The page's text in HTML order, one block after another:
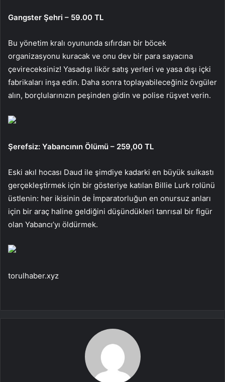
Gangster Şehri – 59.00 TL
Bu yönetim kralı oyununda sıfırdan bir böcek
organizasyonu kuracak ve onu dev bir para sayacına
çevireceksiniz! Yasadışı likör satış yerleri ve yasa dışı içki
fabrikaları inşa edin. Daha sonra toplayabileceğiniz övgüler
alın, borçlularınızın peşinden gidin ve polise rüşvet verin.
Şerefsiz: Yabancının Ölümü – 259,00 TL
Eski akıl hocası Daud ile şimdiye kadarki en büyük suikastı
gerçekleştirmek için bir gösteriye katılan Billie Lurk rolünü
üstlenin: her ikisinin de İmparatorluğun en onursuz anları
için bir araç haline geldiğini düşündükleri tanrısal bir figür
olan Yabancı’yı öldürmek.
torulhaber.xyz